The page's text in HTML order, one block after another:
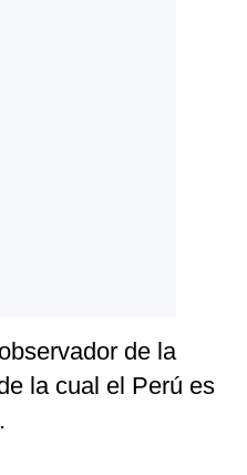
de la
la cual el Perú es